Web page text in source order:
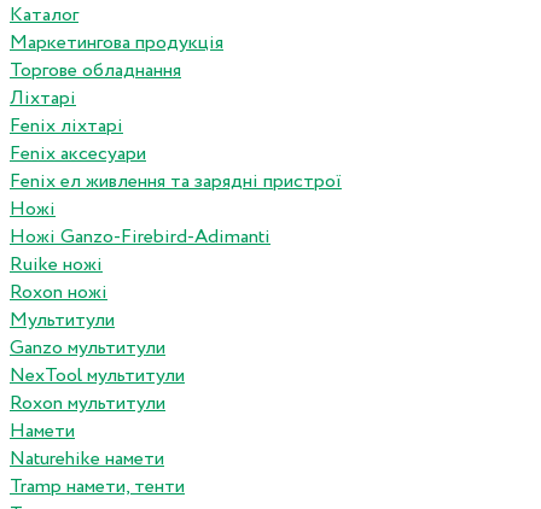
Каталог
Маркетингова продукція
Торгове обладнання
Ліхтарі
Fenix ліхтарі
Fenix аксесуари
Fenix ел живлення та зарядні пристрої
Ножі
Ножі Ganzo-Firebird-Adimanti
Ruike ножі
Roxon ножi
Мультитули
Ganzo мультитули
NexTool мультитули
Roxon мультитули
Намети
Naturehike намети
Tramp намети, тенти